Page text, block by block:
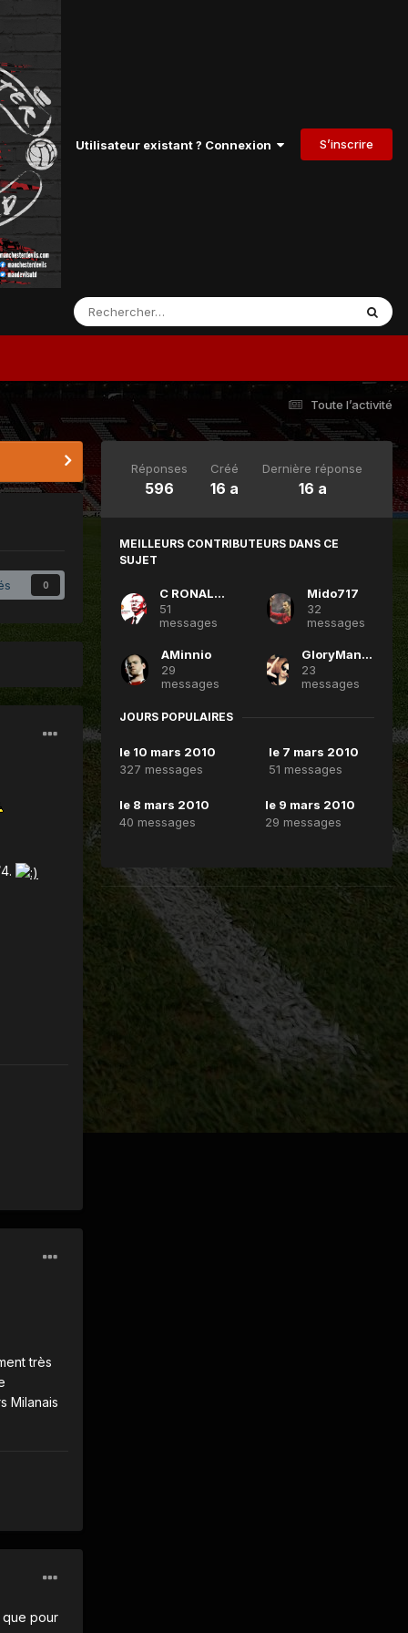
Utilisateur existant ? Connexion S’inscrire
Toute l’activité
0
très
Milanais
que pour
Réponses
596
Créé
16 a
Dernière réponse
16 a
MEILLEURS CONTRIBUTEURS DANS CE
SUJET
C RONALDO 7
51
messages
Mido717
32
messages
AMinnio
29
messages
GloryManUnited
23
messages
JOURS POPULAIRES
le 10 mars 2010
327 messages
le 7 mars 2010
51 messages
le 8 mars 2010
40 messages
le 9 mars 2010
29 messages